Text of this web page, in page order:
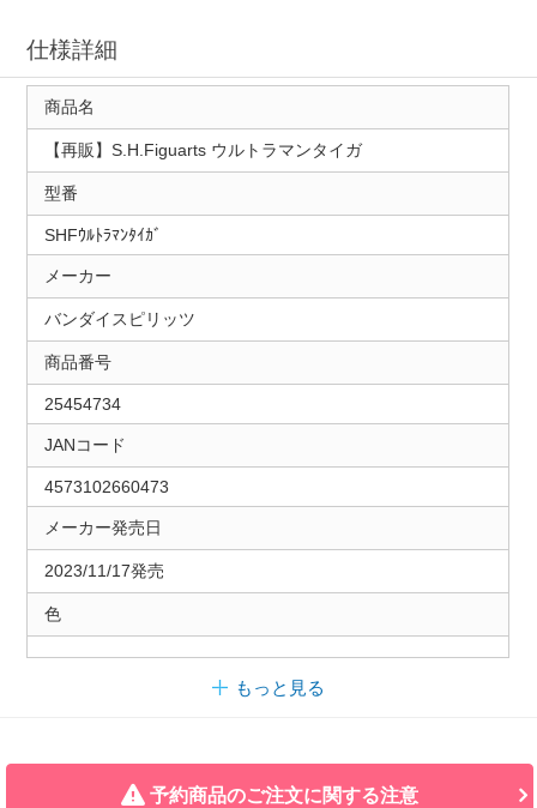
仕様詳細
商品名
【再販】S.H.Figuarts ウルトラマンタイガ
型番
SHFｳﾙﾄﾗﾏﾝﾀｲｶﾞ
メーカー
バンダイスピリッツ
商品番号
25454734
JANコード
4573102660473
メーカー発売日
2023/11/17発売
色
もっと見る
予約商品のご注文に関する注意